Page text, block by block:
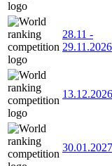
28.11 -
29.11.2026
13.12.2026
30.01.2027